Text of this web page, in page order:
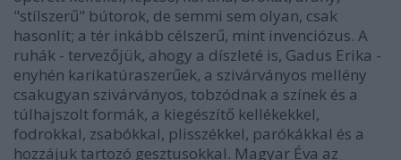
"stílszerű" bútorok, de semmi sem olyan, csak
hasonlít; a tér inkább célszerű, mint invenciózus. A
ruhák - tervezőjük, ahogy a díszleté is, Gadus Erika -
enyhén karikatúraszerűek, a szivárványos mellény
csakugyan szivárványos, tobzódnak a színek és a
túlhajszolt formák, a kiegészítő kellékekkel,
fodrokkal, zsabókkal, plisszékkel, parókákkal és a
hozzájuk tartozó gesztusokkal. Magyar Éva az